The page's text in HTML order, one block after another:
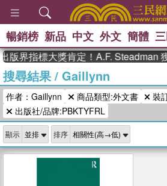
、 The
史是一群喵
登輝時代 、
偉大的迷走神
暢銷榜 新品 中文 外文 簡體
版界指標大獎肯定！A.F. Steadman
搜尋結果/ Gaillynn
作者：Gaillynn
商品類型:外文書
裝
出版社/品牌:PBKTYFRL
顯示 排序